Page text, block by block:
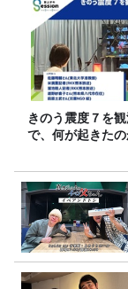
きのう震度７を
で、何が起きた